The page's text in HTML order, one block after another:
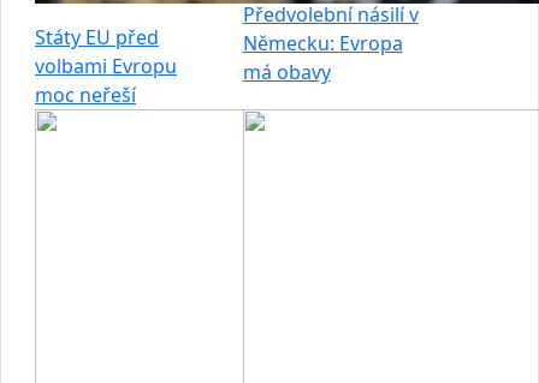
Státy EU před
volbami Evropu
moc neřeší
Předvolební násilí v
Německu: Evropa
má obavy